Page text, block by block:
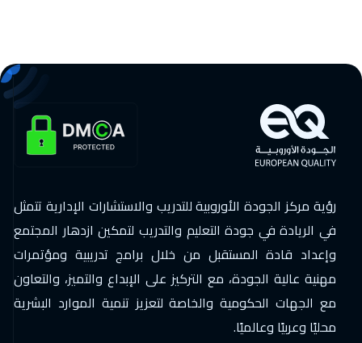
رؤية مركز الجودة الأوروبية للتدريب والاستشارات الإدارية تتمثل
في الريادة في جودة التعليم والتدريب لتمكين ازدهار المجتمع
وإعداد قادة المستقبل من خلال برامج تدريبية ومؤتمرات
مهنية عالية الجودة، مع التركيز على الإبداع والتميز، والتعاون
مع الجهات الحكومية والخاصة لتعزيز تنمية الموارد البشرية
محليًا وعربيًا وعالميًا.